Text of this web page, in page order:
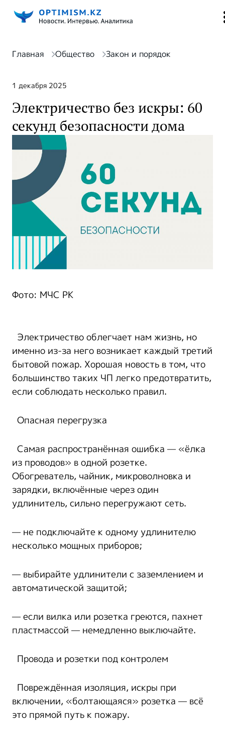
Главная Общество Закон и порядок
1 декабря 2025
Электричество без искры: 60
секунд безопасности дома
Фото: МЧС РК
Электричество облегчает нам жизнь, но
именно из-за него возникает каждый третий
бытовой пожар. Хорошая новость в том, что
большинство таких ЧП легко предотвратить,
если соблюдать несколько правил.
Опасная перегрузка
Самая распространённая ошибка — «ёлка
из проводов» в одной розетке.
Обогреватель, чайник, микроволновка и
зарядки, включённые через один
удлинитель, сильно перегружают сеть.
— не подключайте к одному удлинителю
несколько мощных приборов;
— выбирайте удлинители с заземлением и
автоматической защитой;
— если вилка или розетка греются, пахнет
пластмассой — немедленно выключайте.
Провода и розетки под контролем
Повреждённая изоляция, искры при
включении, «болтающаяся» розетка — всё
это прямой путь к пожару.